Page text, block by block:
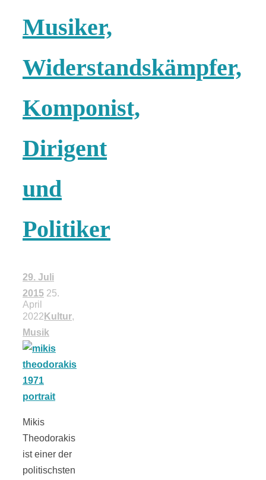
Musiker,
Widerstandskämpfer,
Komponist,
Dirigent
und
Politiker
29. Juli
2015 25.
April
2022 Kultur,
Musik
Mikis
Theodorakis
ist einer der
politischsten
– Risotto mit